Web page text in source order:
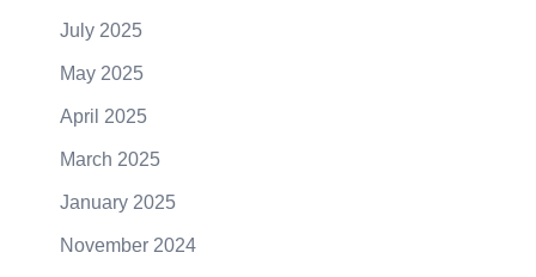
July 2025
May 2025
April 2025
March 2025
January 2025
November 2024